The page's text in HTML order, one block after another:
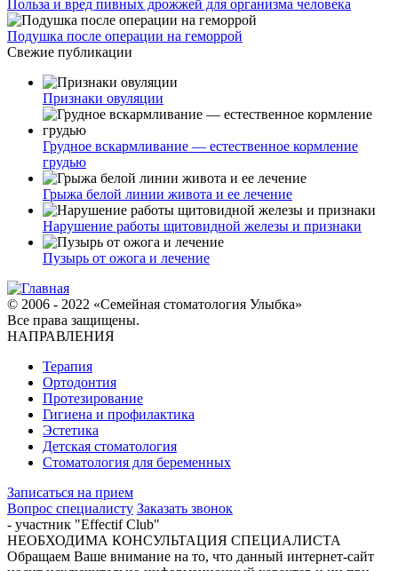
Польза и вред пивных дрожжей для организма человека
Подушка после операции на геморрой
Свежие публикации
Признаки овуляции
Грудное вскармливание — естественное кормление
грудью
Грыжа белой линии живота и ее лечение
Нарушение работы щитовидной железы и признаки
Пузырь от ожога и лечение
© 2006 - 2022 «Семейная стоматология Улыбка»
Все права защищены.
НАПРАВЛЕНИЯ
Терапия
Ортодонтия
Протезирование
Гигиена и профилактика
Эстетика
Детская стоматология
Стоматология для беременных
Записаться на прием
Вопрос специалисту Заказать звонок
- участник "Effectif Club"
НЕОБХОДИМА КОНСУЛЬТАЦИЯ СПЕЦИАЛИСТА
Обращаем Ваше внимание на то, что данный интернет-сайт